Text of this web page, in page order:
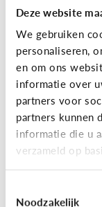
Deze website
We gebruiken
personaliseren,
en om ons
informatie over
partners voor
partners kunnen
informatie die u
verzameld op
Noodzakelijk
Opvoeding
Vanaf
naar een